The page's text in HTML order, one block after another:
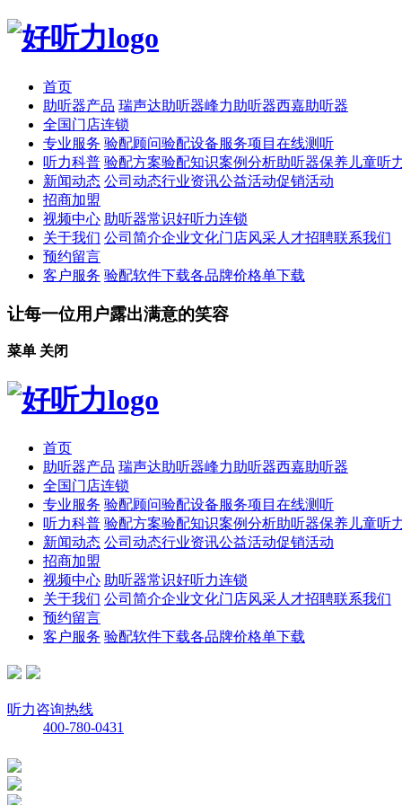
首页
助听器产品 瑞声达助听器峰力助听器西嘉助听器
全国门店连锁
专业服务 验配顾问验配设备服务项目 在线测听
听力科普 验配方案验配知识案例分析助听器保养 儿童听
新闻动态 公司动态行业资讯公益活动促销活动
招商加盟
视频中心 助听器常识好听力连锁
关于我们 公司简介企业文化门店风采人才招聘联系我们
预约留言
客户服务 验配软件下载各品牌价格单下载
让每一位用户露出满意的笑容
菜单 关闭
首页
助听器产品 瑞声达助听器峰力助听器西嘉助听器
全国门店连锁
专业服务 验配顾问验配设备服务项目 在线测听
听力科普 验配方案验配知识案例分析助听器保养 儿童听
新闻动态 公司动态行业资讯公益活动促销活动
招商加盟
视频中心 助听器常识好听力连锁
关于我们 公司简介企业文化门店风采人才招聘联系我们
预约留言
客户服务 验配软件下载各品牌价格单下载
听力咨询热线
400-780-0431